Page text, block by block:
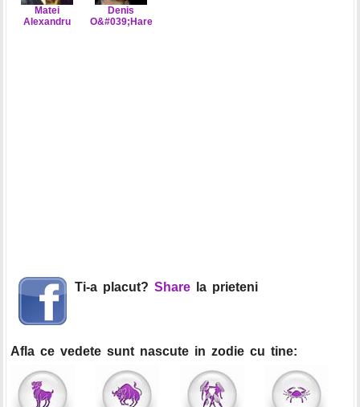
Matei
Alexandru
Denis
O&#039;Hare
Ti-a placut? Share la prieteni
Afla ce vedete sunt nascute in zodie cu tine: